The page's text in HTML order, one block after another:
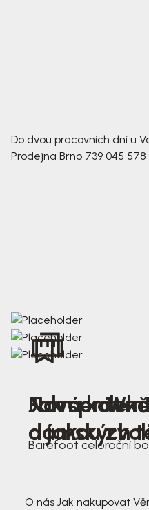
Do dvou pracovních dní u
Prodejna Brno 739 045 578
Nová
dámských
Jak
a jakou
Farmer
Barefoot celoroční
O nás Jak nakupovat